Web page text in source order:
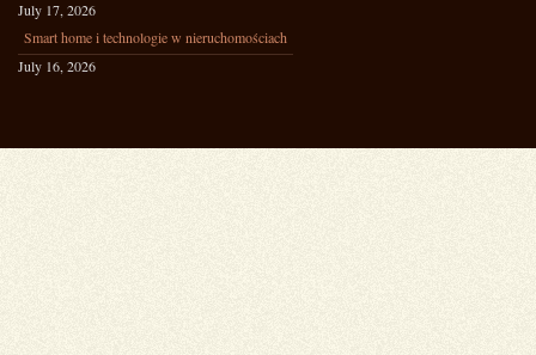
July 17, 2026
Smart home i technologie w nieruchomościach
July 16, 2026